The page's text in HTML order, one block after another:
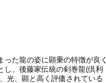
た龍の姿に顕乗の特徴が良く
、後藤家伝統の剣巻龍(倶利
光、顕と高く評価されている